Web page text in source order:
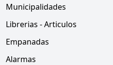
Municipalidades
Librerias - Articulos
Empanadas
Alarmas